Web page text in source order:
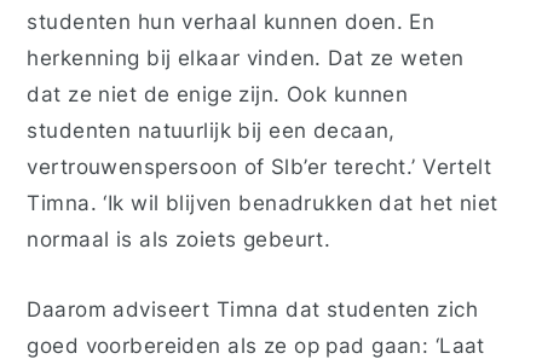
studenten hun verhaal kunnen doen. En
herkenning bij elkaar vinden. Dat ze weten
dat ze niet de enige zijn. Ook kunnen
studenten natuurlijk bij een decaan,
vertrouwenspersoon of Slb’er terecht.’ Vertelt
Timna. ‘Ik wil blijven benadrukken dat het niet
normaal is als zoiets gebeurt.
Daarom adviseert Timna dat studenten zich
goed voorbereiden als ze op pad gaan: ‘Laat